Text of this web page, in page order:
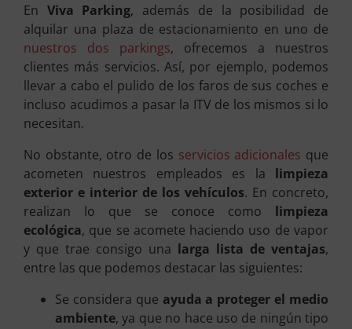
En Viva Parking, además de la posibilidad de
alquilar una plaza de estacionamiento en uno de
nuestros dos parkings, ofrecemos a nuestros
clientes más servicios. Así, por ejemplo, podemos
llevar a cabo el pulido de los faros de sus coches e
incluso acudimos a pasar la ITV de los mismos si lo
necesitan.
No obstante, otro de los servicios adicionales que
acometen nuestros empleados es la limpieza
exterior e interior de los vehículos. En concreto,
realizan lo que se conoce como limpieza
ecológica, que se acomete haciendo uso de vapor
y que trae consigo una larga lista de ventajas,
entre las que podemos destacar las siguientes:
Se considera que ayuda a proteger el medio
ambiente, ya que no hace uso de ningún tipo